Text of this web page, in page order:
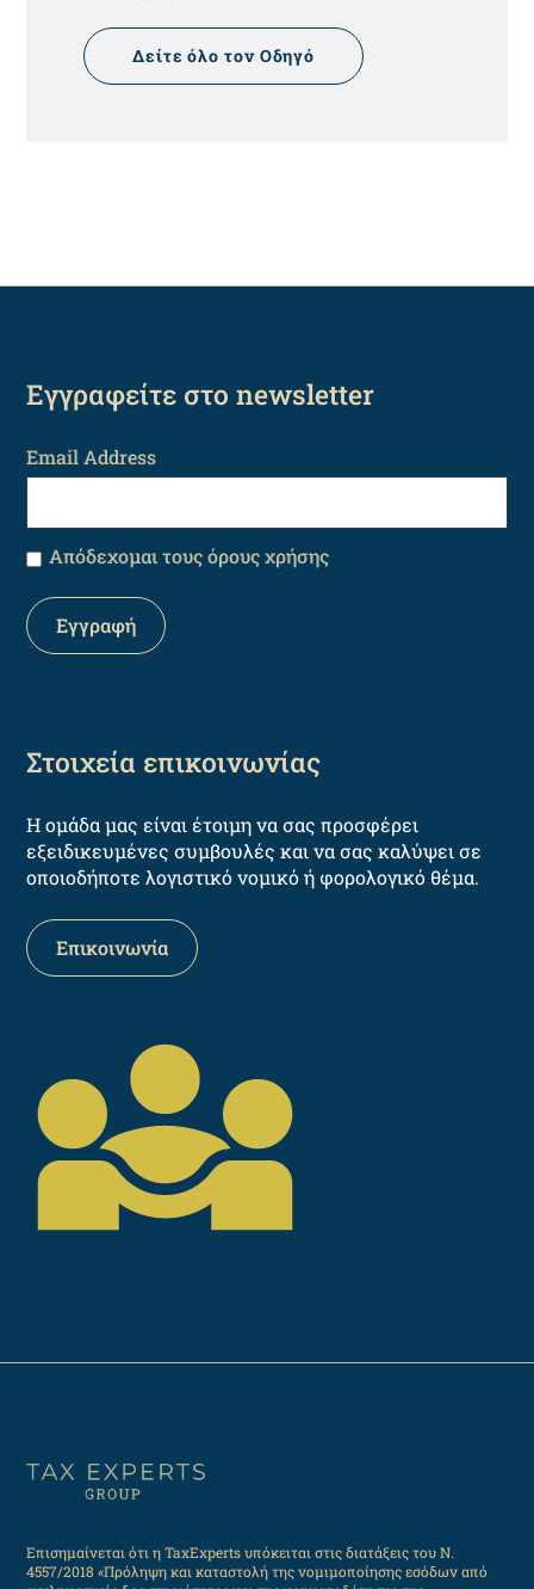
Δείτε όλο τον Οδηγό
Εγγραφείτε στο newsletter
Email Address
Απόδεχομαι τους όρους χρήσης
Στοιχεία επικοινωνίας
Η ομάδα μας είναι έτοιμη να σας προσφέρει
εξειδικευμένες συμβουλές και να σας καλύψει σε
οποιοδήποτε λογιστικό νομικό ή φορολογικό θέμα.
Επικοινωνία
Επισημαίνεται ότι η TaxExperts υπόκειται στις διατάξεις του Ν.
4557/2018 «Πρόληψη και καταστολή της νομιμοποίησης εσόδων από